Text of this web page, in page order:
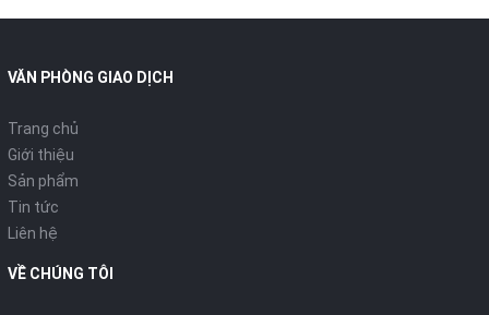
VĂN PHÒNG GIAO DỊCH
Trang chủ
Giới thiệu
Sản phẩm
Tin tức
Liên hệ
VỀ CHÚNG TÔI